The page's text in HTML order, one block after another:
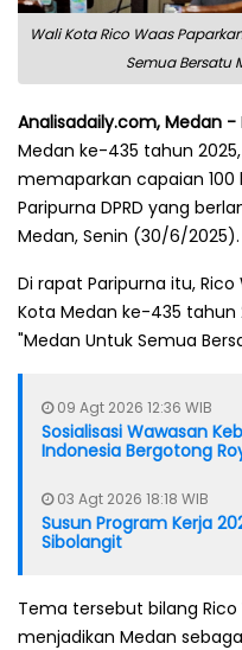
Wali Kota Rico Waas
Semua Bersatu
Analisadaily.com, Medan -
Medan ke-435 tahun
memaparkan capaian 100
Paripurna DPRD yang
Medan, Senin (30/6/2025).
Di rapat Paripurna itu,
Kota Medan ke-435
"Medan Untuk Semua
09 Agt 2026 12:36 WIB
Sosialisasi Wawasan
Indonesia Bergotong
03 Agt 2026 18:18 WIB
Susun Program Kerja
Sibolangit
Tema tersebut bilang
menjadikan Medan